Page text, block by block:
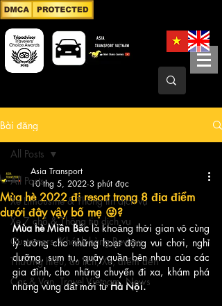
Bài đăng
All Posts
Xe Limousine & Thông tin dịch vụ
Xe 7 chỗ & Thông tin dịch vụ
Customers/Khách hàng Review
Thương hiệu, du lịch, Xe, điểm đến
Car & Van, Travel Vietnam, News
All Posts
Mùa hè 2022 đi resort trong 8 địa điểm
dưới đây vậy bố mẹ 😜?
Asia Transport
10 thg 5, 2022 3 phút đọc
Mùa hè Miền Bắc là khoảng thời gian vô cùng
lý tưởng cho những hoạt động vui chơi, nghỉ
dưỡng, sum tụ, quây quần bên nhau của các
gia đình, cho những chuyến đi xa, khám phá
những vùng đất mới từ Hà Nội.